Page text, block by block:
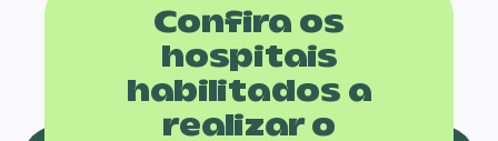
Confira os
hospitais
habilitados a
realizar o